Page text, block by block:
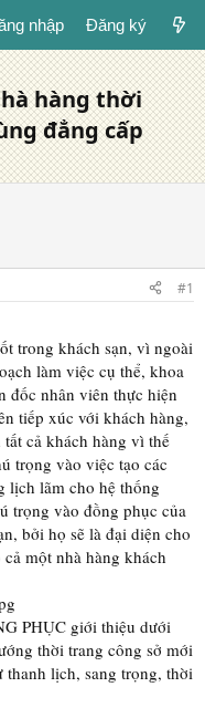
nhập Đăng ký
hàng thời
đẳng cấp
#1
trong khách sạn, vì ngoài
làm việc cụ thể, khoa
đốc nhân viên thực hiện
tiếp xúc với khách hàng,
cả khách hàng vì thế
trọng vào việc tạo các
lịch lãm cho hệ thống
trọng vào đồng phục của
bởi họ sẽ là đại diện cho
một nhà hàng khách
PHỤC giới thiệu dưới
thời trang công sở mới
thanh lịch, sang trọng, thời